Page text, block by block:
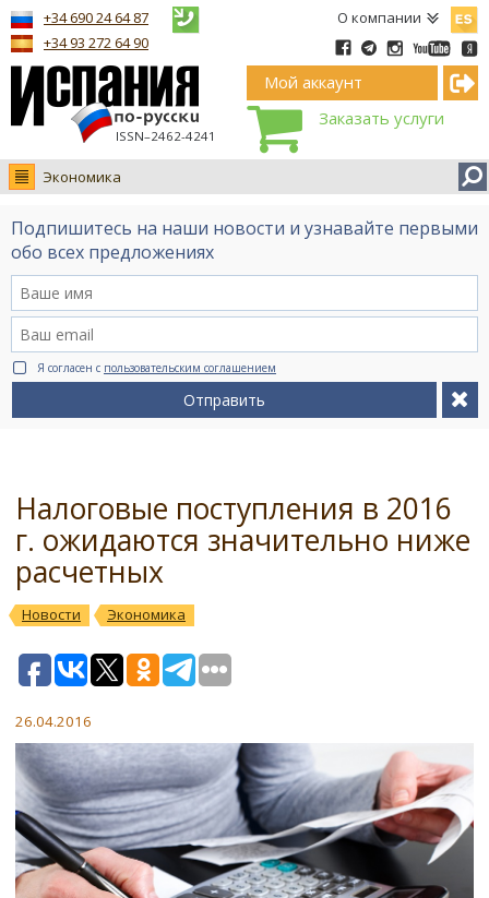
О компании
ISSN–2462-4241
+34 690 24 64 87
+34 93 272 64 90
Мой аккаунт
Заказать услуги
Экономика
Новости
Интервью
Видео Ruso.TV
BCN life
Сервис на немецком
Подпишитесь на наши новости и узнавайте первыми
обо всех предложениях
Я согласен с пользовательским соглашением
Отправить
Налоговые поступления в 2016
г. ожидаются значительно ниже
расчетных
Новости Экономика
26.04.2016